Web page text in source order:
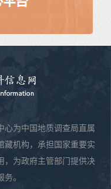
心为中国地质调查局直属
藏机构，承担国家重要实
，为政府主管部门提供决
。